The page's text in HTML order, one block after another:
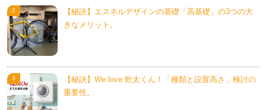
【秘訣】エスネルデザインの基礎「高基礎」の3つの大
きなメリット。
【秘訣】We love 乾太くん！「種類と設置高さ」検討の
重要性。